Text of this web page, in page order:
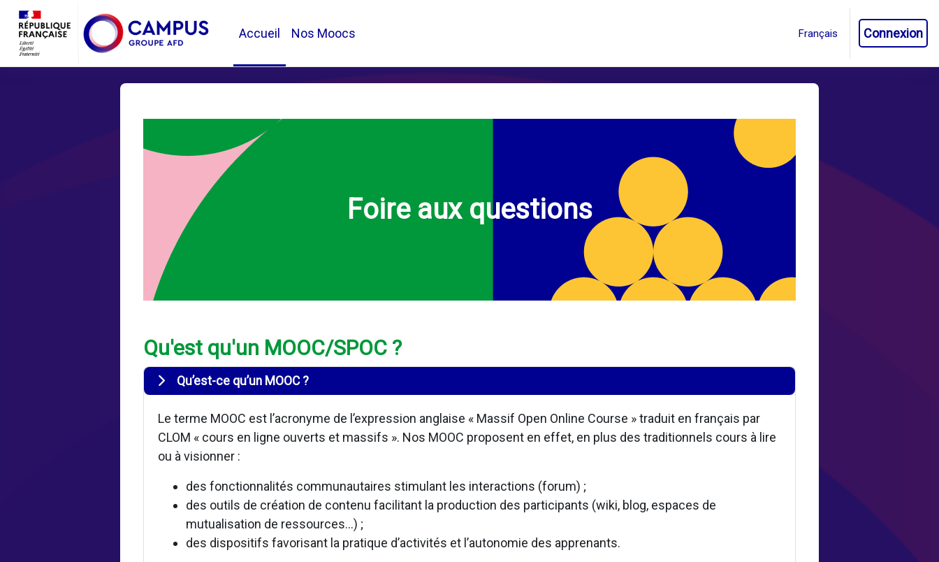
Passer au contenu principal
Accueil
Nos Moocs Connexion
Blocs
Foire aux questions
Qu'est qu'un MOOC/SPOC ?
Qu’est-ce qu’un MOOC ?
Le terme MOOC est l’acronyme de l’expression anglaise « Massif Open Online Course » traduit en français par
CLOM « cours en ligne ouverts et massifs ». Nos MOOC proposent en effet, en plus des traditionnels cours à lire
ou à visionner :
des fonctionnalités communautaires stimulant les interactions (forum) ;
des outils de création de contenu facilitant la production des participants (wiki, blog, espaces de
mutualisation de ressources…) ;
des dispositifs favorisant la pratique d’activités et l’autonomie des apprenants.